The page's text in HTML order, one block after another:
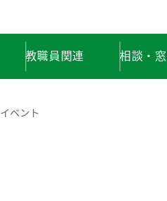
教職員関連 相談・
イベント